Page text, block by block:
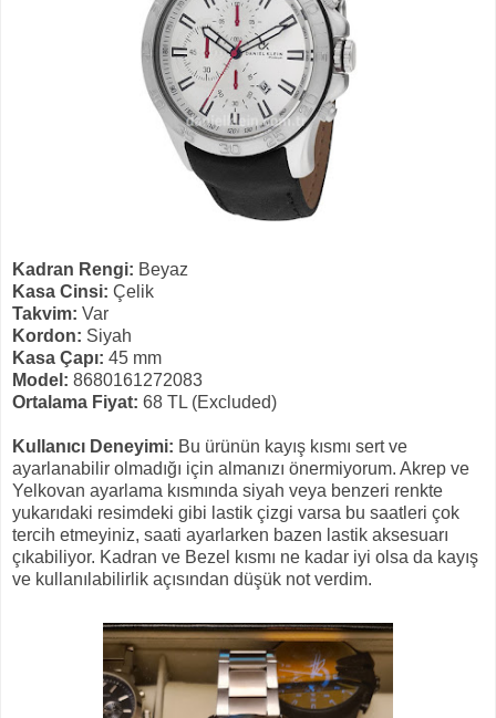
Kadran Rengi: Beyaz
Kasa Cinsi: Çelik
Takvim: Var
Kordon: Siyah
Kasa Çapı: 45 mm
Model: 8680161272083
Ortalama Fiyat: 68 TL (Excluded)
Kullanıcı Deneyimi: Bu ürünün kayış kısmı sert ve
ayarlanabilir olmadığı için almanızı önermiyorum. Akrep ve
Yelkovan ayarlama kısmında siyah veya benzeri renkte
yukarıdaki resimdeki gibi lastik çizgi varsa bu saatleri çok
tercih etmeyiniz, saati ayarlarken bazen lastik aksesuarı
çıkabiliyor. Kadran ve Bezel kısmı ne kadar iyi olsa da kayış
ve kullanılabilirlik açısından düşük not verdim.